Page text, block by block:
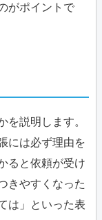
がポイントで
を説明します。
には必ず理由を
ると依頼が受け
きやすくなった
は」といった表